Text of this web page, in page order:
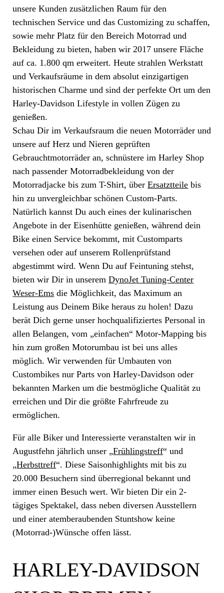
unsere Kunden zusätzlichen Raum für den
technischen Service und das Customizing zu schaffen,
sowie mehr Platz für den Bereich Motorrad und
Bekleidung zu bieten, haben wir 2017 unsere Fläche
auf ca. 1.800 qm erweitert. Heute strahlen Werkstatt
und Verkaufsräume in dem absolut einzigartigen
historischen Charme und sind der perfekte Ort um den
Harley-Davidson Lifestyle in vollen Zügen zu
genießen.
Schau Dir im Verkaufsraum die neuen Motorräder und
unsere auf Herz und Nieren geprüften
Gebrauchtmotorräder an, schnüstere im Harley Shop
nach passender Motorradbekleidung von der
Motorradjacke bis zum T-Shirt, überErsatztteile bis
hin zu unvergleichbar schönen Custom-Parts.
Natürlich kannst Du auch eines der kulinarischen
Angebote in der Eisenhütte genießen, während dein
Bike einen Service bekommt, mit Customparts
versehen oder auf unserem Rollenprüfstand
abgestimmt wird. Wenn Du auf Feintuning stehst,
bieten wir Dir in unseremDynoJet Tuning-Center
Weser-Ems die Möglichkeit, das Maximum an
Leistung aus Deinem Bike heraus zu holen! Dazu
berät Dich gerne unser hochqualifiziertes Personal in
allen Belangen, vom „einfachen“ Motor-Mapping bis
hin zum großen Motorumbau ist bei uns alles
möglich. Wir verwenden für Umbauten von
Custombikes nur Parts von Harley-Davidson oder
bekannten Marken um die bestmögliche Qualität zu
erreichen und Dir die größte Fahrfreude zu
ermöglichen.
Für alle Biker und Interessierte veranstalten wir in
Augustfehn jährlich unser „Frühlingstreff“ und
„Herbsttreff“. Diese Saisonhighlights mit bis zu
20.000 Besuchern sind überregional bekannt und
immer einen Besuch wert. Wir bieten Dir ein 2-
tägiges Spektakel, dass neben diversen Ausstellern
und einer atemberaubenden Stuntshow keine
(Motorrad-)Wünsche offen lässt.
HARLEY-DAVIDSON